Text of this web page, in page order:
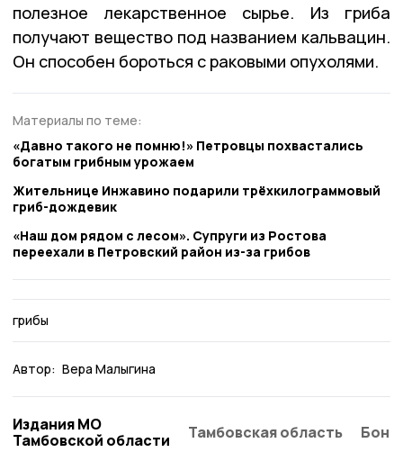
полезное лекарственное сырье. Из гриба
получают вещество под названием кальвацин.
Он способен бороться с раковыми опухолями.
Материалы по теме:
«Давно такого не помню!» Петровцы похвастались
богатым грибным урожаем
Жительнице Инжавино подарили трёхкилограммовый
гриб-дождевик
«Наш дом рядом с лесом». Супруги из Ростова
переехали в Петровский район из-за грибов
грибы
Автор: Вера Малыгина
Издания МО
Тамбовской области
Тамбовская область